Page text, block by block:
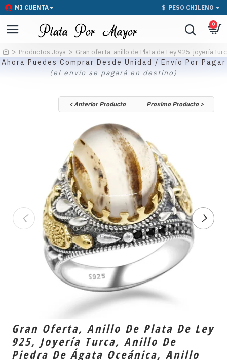
MI CUENTA $ PESO CHILENO
0
Productos Joya Gran oferta, anillo de Plata de Ley 925, joyería
Ahora Puedes Comprar Desde Unidad / Envío Por Pagar
(el envío se pagará en destino)
< Anterior Producto Proximo Producto >
Gran Oferta, Anillo De Plata De Ley
925, Joyería Turca, Anillo De
Piedra De Ágata Oceánica, Anillo